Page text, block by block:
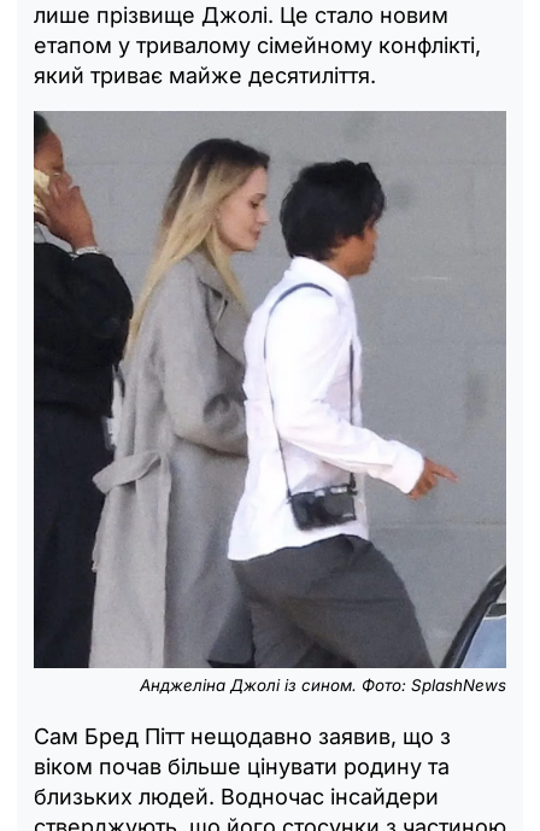
лише прізвище Джолі. Це стало новим
етапом у тривалому сімейному конфлікті,
який триває майже десятиліття.
Анджеліна Джолі із сином. Фото: SplashNews
Сам Бред Пітт нещодавно заявив, що з
віком почав більше цінувати родину та
близьких людей. Водночас інсайдери